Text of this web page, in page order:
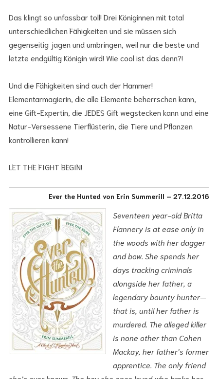
Das klingt so unfassbar toll! Drei Königinnen mit total
unterschiedlichen Fähigkeiten und sie müssen sich
gegenseitig jagen und umbringen, weil nur die beste und
letzte endgültig Königin wird! Wie cool ist das denn?!
Und die Fähigkeiten sind auch der Hammer!
Elementarmagierin, die alle Elemente beherrschen kann,
eine Gift-Expertin, die JEDES Gift wegstecken kann und eine
Natur-Versessene Tierflüsterin, die Tiere und Pflanzen
kontrollieren kann!
LET THE FIGHT BEGIN!
Ever the Hunted von Erin Summerill – 27.12.2016
Seventeen year-old Britta
Flannery is at ease only in
the woods with her dagger
and bow. She spends her
days tracking criminals
alongside her father, a
legendary bounty hunter—
that is, until her father is
murdered. The alleged killer
is none other than Cohen
Mackay, her father’s former
apprentice. The only friend